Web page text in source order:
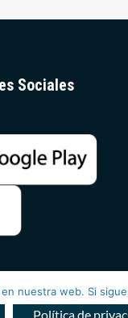
Sociales
reservados|
nuestra web. Si
Política de